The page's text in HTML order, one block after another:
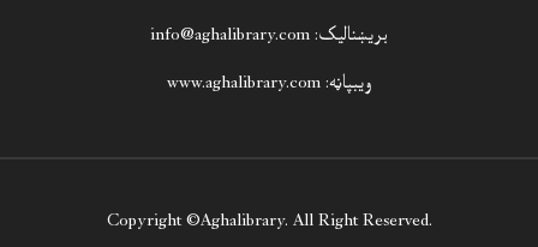
د کتاب قیمت: $
بريښناليک:
ويبپاڼه:
Copyright ©Aghalibrary. All Right Reserved.